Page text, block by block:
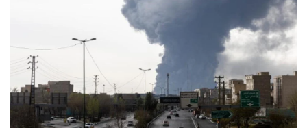
سجالات
صحّة وصحن
الرياضة